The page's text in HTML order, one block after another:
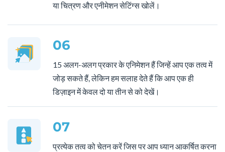
या चित्रण और एनीमेशन सेटिंग्स खोलें।
06
15 अलग-अलग प्रकार के एनिमेशन हैं जिन्हें आप एक तत्व में
जोड़ सकते हैं, लेकिन हम सलाह देते हैं कि आप एक ही
डिज़ाइन में केवल दो या तीन से को देखें।
07
प्रत्येक तत्व को चेतन करें जिस पर आप ध्यान आकर्षित करना